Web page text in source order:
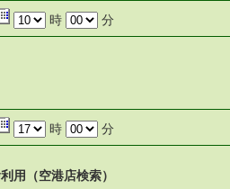
時 分
時 分
用（空港店検索）